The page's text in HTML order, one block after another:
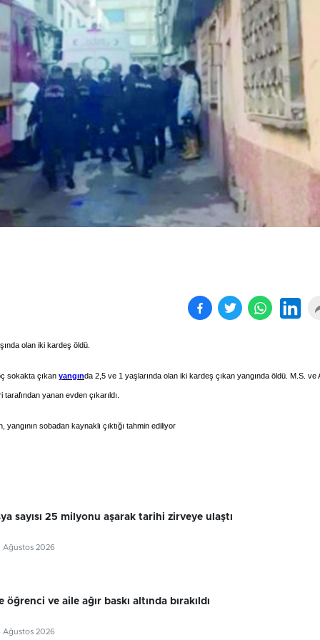
olan iki kardeş öldü.
sokakta çıkan yangında 2,5 ve 1 yaşlarında olan iki kardeş çıkan yangında öldü. M.S. ve
yanan evden çıkarıldı.
sobadan kaynaklı çıktığı tahmin ediliyor
sayısı 25 milyonu aşarak tarihi zirveye ulaştı
2026
öğrenci ve aile ağır baskı altında bırakıldı
2026
Birçok uyku hastalığının
En ucuz sigara 120
pa...